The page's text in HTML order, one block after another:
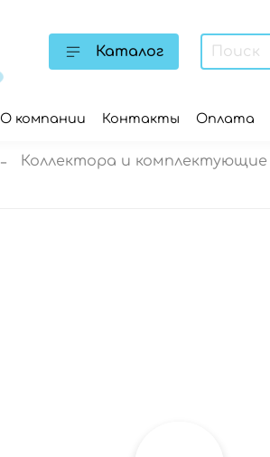
Каталог
О компании Контакты Оплата
Коллектора и комплектующие